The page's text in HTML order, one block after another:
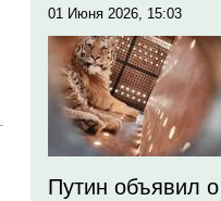
01 Июня 2026, 15:03
Путин объявил о